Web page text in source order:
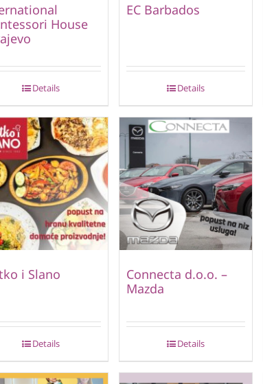
House
Details
EC Barbados
Details
i Slano
Details
Connecta d.o.o. –
Mazda
Details